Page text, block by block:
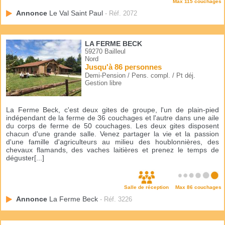
Max 115 couchages
Annonce Le Val Saint Paul - Réf. 2072
LA FERME BECK
59270 Bailleul
Nord
Jusqu'à 86 personnes
Demi-Pension / Pens. compl. / Pt déj.
Gestion libre
La Ferme Beck, c'est deux gites de groupe, l'un de plain-pied
indépendant de la ferme de 36 couchages et l'autre dans une aile
du corps de ferme de 50 couchages. Les deux gites disposent
chacun d'une grande salle. Venez partager la vie et la passion
d'une famille d'agriculteurs au milieu des houblonnières, des
chevaux flamands, des vaches laitières et prenez le temps de
déguster[...]
Salle de réception Max 86 couchages
Annonce La Ferme Beck - Réf. 3226